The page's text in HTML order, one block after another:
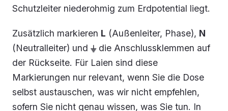
Schutzleiter niederohmig zum Erdpotential liegt.
Zusätzlich markieren L (Außenleiter, Phase), N
(Neutralleiter) und ⏚die Anschlussklemmen auf
der Rückseite. Für Laien sind diese
Markierungen nur relevant, wenn Sie die Dose
selbst austauschen, was wir nicht empfehlen,
sofern Sie nicht genau wissen, was Sie tun. In